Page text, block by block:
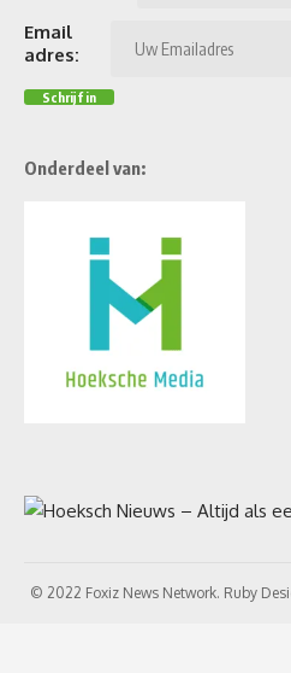
Email
adres:
Onderdeel van:
© 2022 Foxiz News Network. Ruby